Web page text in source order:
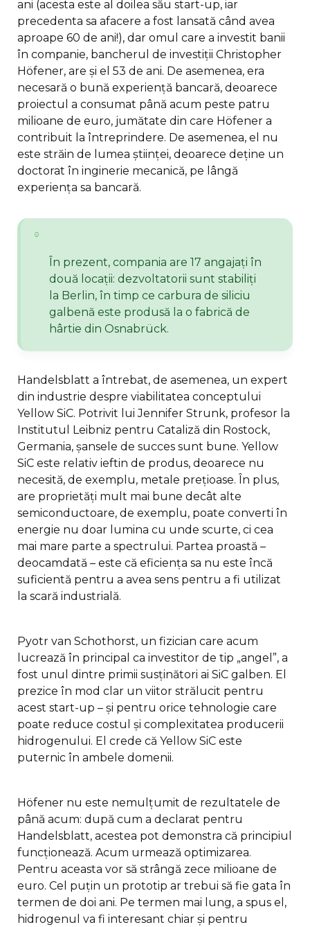
ani (acesta este al doilea său start-up, iar
precedenta sa afacere a fost lansată când avea
aproape 60 de ani!), dar omul care a investit banii
în companie, bancherul de investiții Christopher
Höfener, are și el 53 de ani. De asemenea, era
necesară o bună experiență bancară, deoarece
proiectul a consumat până acum peste patru
milioane de euro, jumătate din care Höfener a
contribuit la întreprindere. De asemenea, el nu
este străin de lumea științei, deoarece deține un
doctorat în inginerie mecanică, pe lângă
experiența sa bancară.
În prezent, compania are 17 angajați în
două locații: dezvoltatorii sunt stabiliți
la Berlin, în timp ce carbura de siliciu
galbenă este produsă la o fabrică de
hârtie din Osnabrück.
Handelsblatt a întrebat, de asemenea, un expert
din industrie despre viabilitatea conceptului
Yellow SiC. Potrivit lui Jennifer Strunk, profesor la
Institutul Leibniz pentru Cataliză din Rostock,
Germania, șansele de succes sunt bune. Yellow
SiC este relativ ieftin de produs, deoarece nu
necesită, de exemplu, metale prețioase. În plus,
are proprietăți mult mai bune decât alte
semiconductoare, de exemplu, poate converti în
energie nu doar lumina cu unde scurte, ci cea
mai mare parte a spectrului. Partea proastă –
deocamdată – este că eficiența sa nu este încă
suficientă pentru a avea sens pentru a fi utilizat
la scară industrială.
Pyotr van Schothorst, un fizician care acum
lucrează în principal ca investitor de tip „angel”, a
fost unul dintre primii susținători ai SiC galben. El
prezice în mod clar un viitor strălucit pentru
acest start-up – și pentru orice tehnologie care
poate reduce costul și complexitatea producerii
hidrogenului. El crede că Yellow SiC este
puternic în ambele domenii.
Höfener nu este nemulțumit de rezultatele de
până acum: după cum a declarat pentru
Handelsblatt, acestea pot demonstra că principiul
funcționează. Acum urmează optimizarea.
Pentru aceasta vor să strângă zece milioane de
euro. Cel puțin un prototip ar trebui să fie gata în
termen de doi ani. Pe termen mai lung, a spus el,
hidrogenul va fi interesant chiar și pentru